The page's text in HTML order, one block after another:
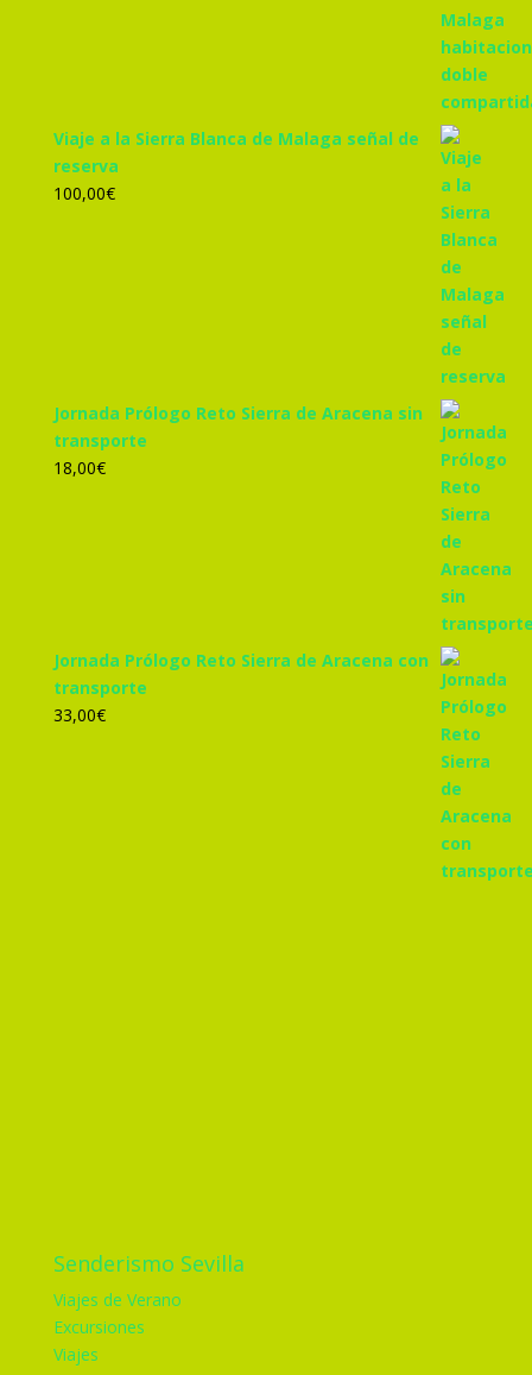
Viaje a la Sierra Blanca de Malaga señal de
reserva
100,00€
Jornada Prólogo Reto Sierra de Aracena sin
transporte
18,00€
Jornada Prólogo Reto Sierra de Aracena con
transporte
33,00€
Senderismo Sevilla
Viajes de Verano
Excursiones
Viajes